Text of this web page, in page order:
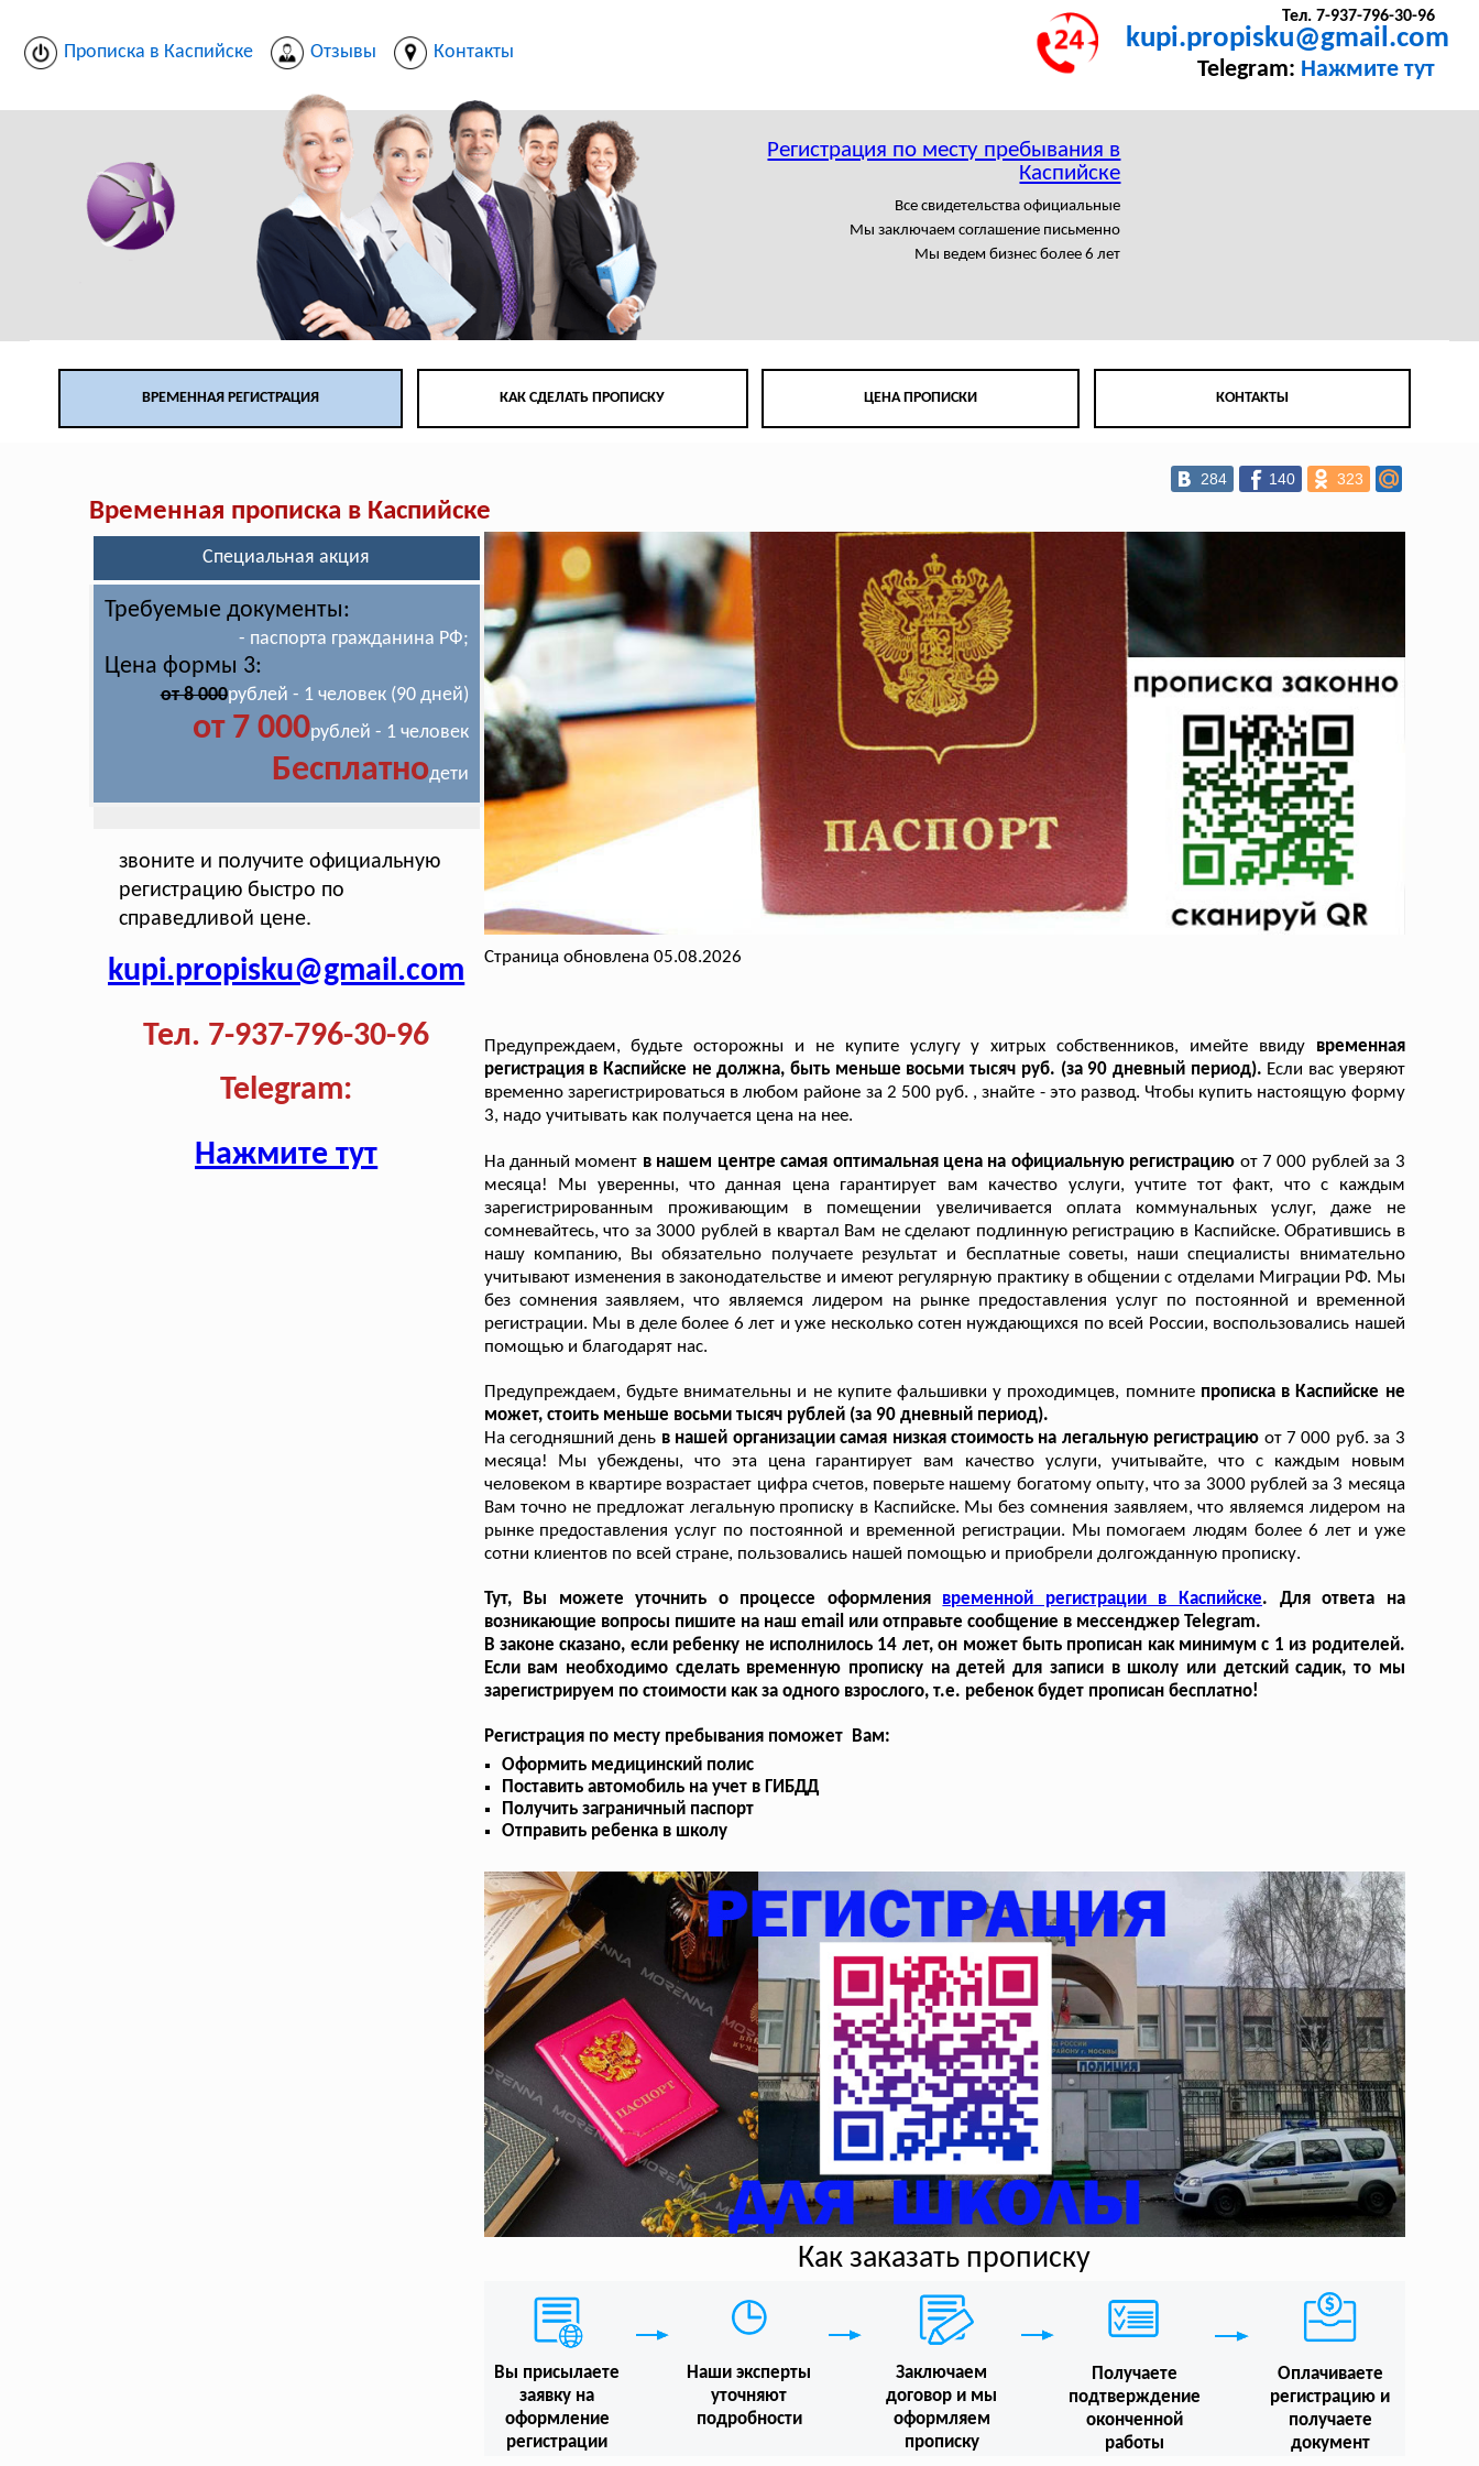
Прописка в Каспийске Отзывы Контакты
Тел. 7-937-796-30-96
kupi.propisku@gmail.com
Telegram: Нажмите тут
Регистрация по месту пребывания в
Каспийске
Все свидетельства официальные
Мы заключаем соглашение письменно
Мы ведем бизнес более 6 лет
ВРЕМЕННАЯ РЕГИСТРАЦИЯ КАК СДЕЛАТЬ ПРОПИСКУ ЦЕНА ПРОПИСКИ КОНТАКТЫ
284 140 323
Временная прописка в Каспийске
Специальная акция
Требуемые документы:
- паспорта гражданина РФ;
Цена формы 3:
от 8 000рублей - 1 человек (90 дней)
от 7 000рублей - 1 человек
Бесплатнодети
звоните и получите официальную
регистрацию быстро по
справедливой цене.
kupi.propisku@gmail.com
Тел. 7-937-796-30-96
Telegram:
Нажмите тут
Страница обновлена 05.08.2026
Предупреждаем, будьте осторожны и не купите услугу у хитрых собственников, имейте ввиду временная
регистрация в Каспийске не должна, быть меньше восьми тысяч руб. (за 90 дневный период). Если вас уверяют
временно зарегистрироваться в любом районе за 2 500 руб. , знайте - это развод. Чтобы купить настоящую форму
3, надо учитывать как получается цена на нее.
На данный момент в нашем центре самая оптимальная цена на официальную регистрацию от 7 000 рублей за 3
месяца! Мы уверенны, что данная цена гарантирует вам качество услуги, учтите тот факт, что с каждым
зарегистрированным проживающим в помещении увеличивается оплата коммунальных услуг, даже не
сомневайтесь, что за 3000 рублей в квартал Вам не сделают подлинную регистрацию в Каспийске. Обратившись в
нашу компанию, Вы обязательно получаете результат и бесплатные советы, наши специалисты внимательно
учитывают изменения в законодательстве и имеют регулярную практику в общении с отделами Миграции РФ. Мы
без сомнения заявляем, что являемся лидером на рынке предоставления услуг по постоянной и временной
регистрации. Мы в деле более 6 лет и уже несколько сотен нуждающихся по всей России, воспользовались нашей
помощью и благодарят нас.
Предупреждаем, будьте внимательны и не купите фальшивки у проходимцев, помните прописка в Каспийске не
может, стоить меньше восьми тысяч рублей (за 90 дневный период).
На сегодняшний день в нашей организации самая низкая стоимость на легальную регистрацию от 7 000 руб. за 3
месяца! Мы убеждены, что эта цена гарантирует вам качество услуги, учитывайте, что с каждым новым
человеком в квартире возрастает цифра счетов, поверьте нашему богатому опыту, что за 3000 рублей за 3 месяца
Вам точно не предложат легальную прописку в Каспийске. Мы без сомнения заявляем, что являемся лидером на
рынке предоставления услуг по постоянной и временной регистрации. Мы помогаем людям более 6 лет и уже
сотни клиентов по всей стране, пользовались нашей помощью и приобрели долгожданную прописку.
Тут, Вы можете уточнить о процессе оформления временной регистрации в Каспийске. Для ответа на
возникающие вопросы пишите на наш email или отправьте сообщение в мессенджер Telegram.
В законе сказано, если ребенку не исполнилось 14 лет, он может быть прописан как минимум с 1 из родителей.
Если вам необходимо сделать временную прописку на детей для записи в школу или детский садик, то мы
зарегистрируем по стоимости как за одного взрослого, т.е. ребенок будет прописан бесплатно!
Регистрация по месту пребывания поможет Вам:
Оформить медицинский полис
Поставить автомобиль на учет в ГИБДД
Получить заграничный паспорт
Отправить ребенка в школу
Как заказать прописку
Вы присылаете
заявку на
оформление
регистрации
Наши эксперты
уточняют
подробности
Заключаем
договор и мы
оформляем
прописку
Получаете
подтверждение
оконченной
работы
Оплачиваете
регистрацию и
получаете
документ